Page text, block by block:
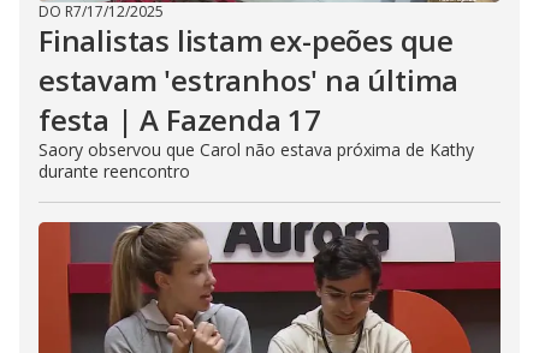
DO R7/17/12/2025
Finalistas listam ex-peões que
estavam 'estranhos' na última
festa | A Fazenda 17
Saory observou que Carol não estava próxima de Kathy
durante reencontro